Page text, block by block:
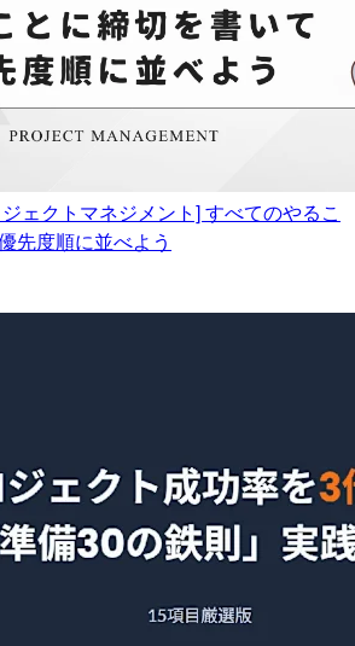
ェクトマネジメント] すべてのやるこ
先度順に並べよう